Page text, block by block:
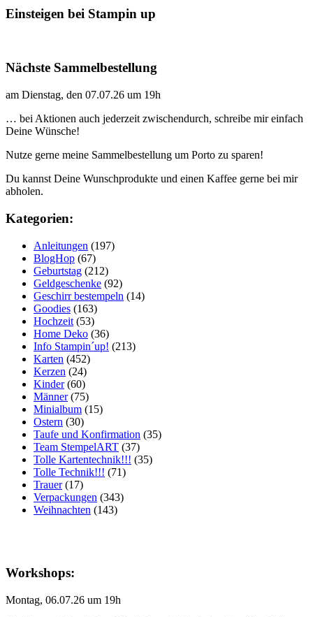
Einsteigen bei Stampin up
Nächste Sammelbestellung
am Dienstag, den 07.07.26 um 19h
… bei Aktionen auch jederzeit zwischendurch, schreibe mir einfach
Deine Wünsche!
Nutze gerne meine Sammelbestellung um Porto zu sparen!
Du kannst Deine Wunschprodukte und einen Kaffee gerne bei mir
abholen.
Kategorien:
Anleitungen (197)
BlogHop (67)
Geburtstag (212)
Geldgeschenke (92)
Geschirr bestempeln (14)
Goodies (163)
Hochzeit (53)
Home Deko (36)
Info Stampin´up! (213)
Karten (452)
Kerzen (24)
Kinder(60)
Männer(75)
Minialbum (15)
Ostern (30)
Taufe und Konfirmation (35)
Team StempelART (37)
Tolle Kartentechnik!!! (35)
Tolle Technik!!! (71)
Trauer(17)
Verpackungen (343)
Weihnachten (143)
Workshops:
Montag, 06.07.26 um 19h